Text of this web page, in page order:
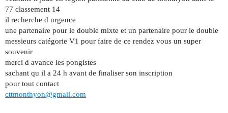
77 classement 14
il recherche d urgence
une partenaire pour le double mixte et un partenaire pour le double
messieurs catégorie V1 pour faire de ce rendez vous un super
souvenir
merci d avance les pongistes
sachant qu il a 24 h avant de finaliser son inscription
pour tout contact
cttmonthyon@gmail.com